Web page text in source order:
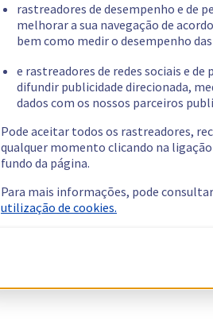
rastreadores de desempenho e de
melhorar a sua navegação de
bem como medir o desempenho
e rastreadores de redes sociais e
difundir publicidade direcionada,
dados com os nossos parceiros
Pode aceitar todos os rastreadores,
qualquer momento clicando na ligação
fundo da página.
Para mais informações, pode
utilização de cookies.